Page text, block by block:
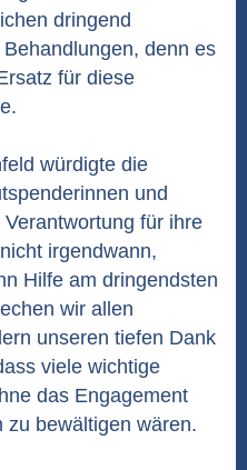
dringend
denn es
für diese
würdigte die
und
für ihre
irgendwann,
Hilfe am dringendsten
wir allen
unseren tiefen Dank
viele wichtige
das Engagement
zu bewältigen wären.